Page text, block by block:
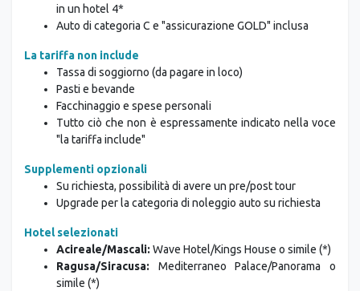
in un hotel 4*
Auto di categoria C e "assicurazione GOLD" inclusa
La tariffa non include
Tassa di soggiorno (da pagare in loco)
Pasti e bevande
Facchinaggio e spese personali
Tutto ciò che non è espressamente indicato nella voce
"la tariffa include"
Supplementi opzionali
Su richiesta, possibilità di avere un pre/post tour
Upgrade per la categoria di noleggio auto su richiesta
Hotel selezionati
Acireale/Mascali: Wave Hotel/Kings House o simile (*)
Ragusa/Siracusa: Mediterraneo Palace/Panorama o
simile (*)